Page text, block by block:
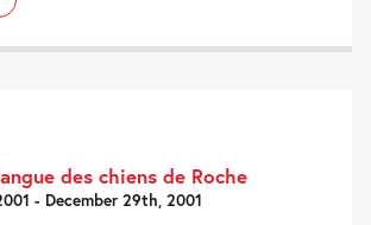
des chiens de Roche
- December 29th, 2001